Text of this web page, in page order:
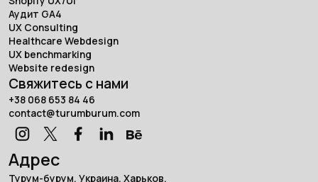
Аудит GA4
UX Consulting
Healthcare Webdesign
UX benchmarking
Website redesign
Свяжитесь с нами
+38 068 653 84 46
contact@turumburum.com
Адрес
Турум-бурум, Украина, Харьков,